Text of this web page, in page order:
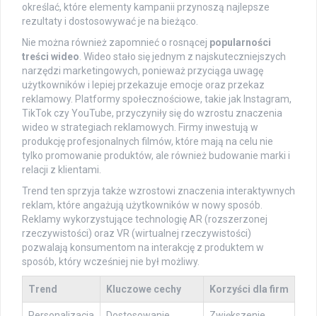
określać, które elementy kampanii przynoszą najlepsze
rezultaty i dostosowywać je na bieżąco.
Nie można również zapomnieć o rosnącej popularności
treści wideo . Wideo stało się jednym z najskuteczniejszych
narzędzi marketingowych, ponieważ przyciąga uwagę
użytkowników i lepiej przekazuje emocje oraz przekaz
reklamowy. Platformy społecznościowe, takie jak Instagram,
TikTok czy YouTube, przyczyniły się do wzrostu znaczenia
wideo w strategiach reklamowych. Firmy inwestują w
produkcję profesjonalnych filmów, które mają na celu nie
tylko promowanie produktów, ale również budowanie marki i
relacji z klientami.
Trend ten sprzyja także wzrostowi znaczenia interaktywnych
reklam, które angażują użytkowników w nowy sposób.
Reklamy wykorzystujące technologię AR (rozszerzonej
rzeczywistości) oraz VR (wirtualnej rzeczywistości)
pozwalają konsumentom na interakcję z produktem w
sposób, który wcześniej nie był możliwy.
Trend Kluczowe cechy Korzyści dla firm